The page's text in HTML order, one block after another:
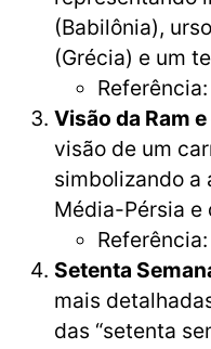
(Babilônia),
(Grécia) e um
Visão da Ram
visão de um
simbolizando a
Média-Pérsia e
Setenta
mais
das “setenta